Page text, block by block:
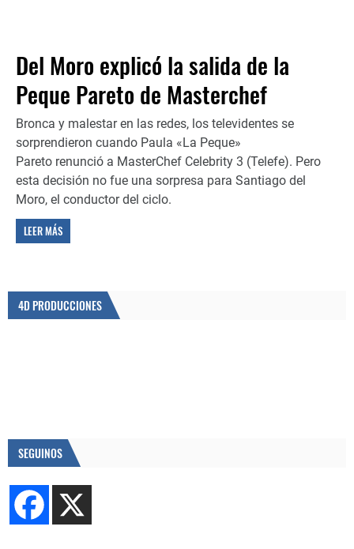
Del Moro explicó la salida de la
Peque Pareto de Masterchef
Bronca y malestar en las redes, los televidentes se
sorprendieron cuando Paula «La Peque»
Pareto renunció a MasterChef Celebrity 3 (Telefe). Pero
esta decisión no fue una sorpresa para Santiago del
Moro, el conductor del ciclo.
LEER MÁS
4D PRODUCCIONES
SEGUINOS